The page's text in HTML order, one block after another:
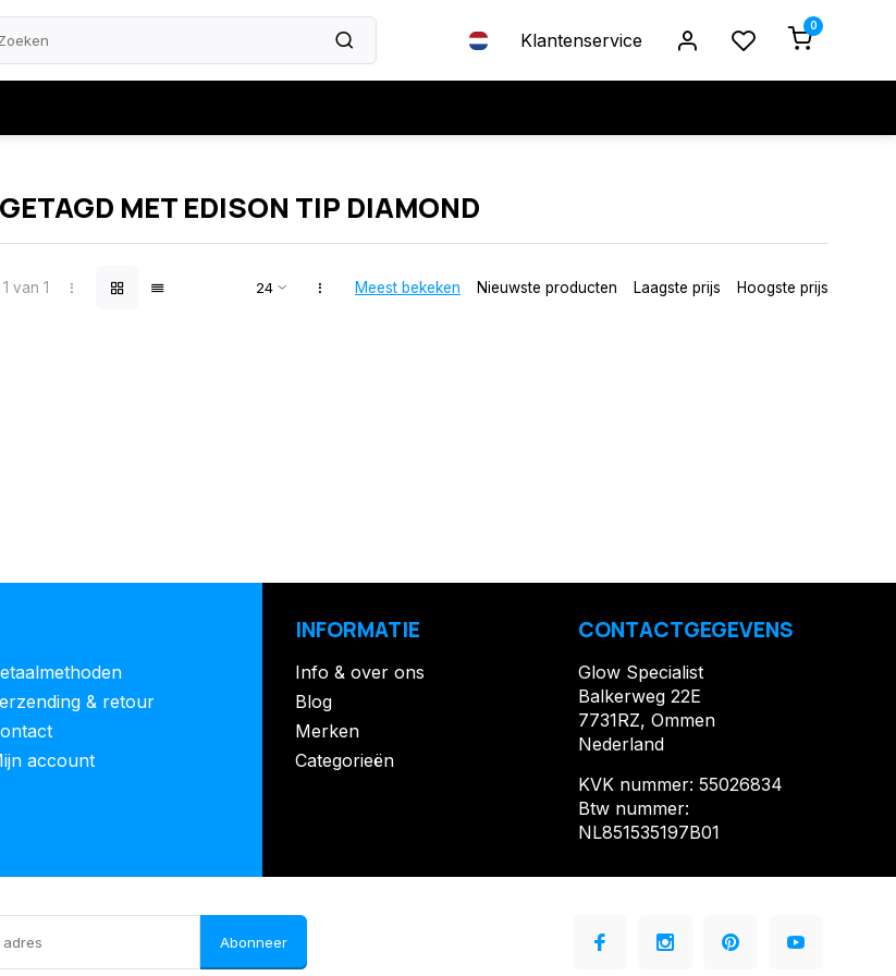
Klantenservice
0
MET EDISON TIP DIAMOND
van 1 Meest bekeken Nieuwste producten Laagste prijs Hoogste prijs
& retour
account
INFORMATIE
Info & over ons
Blog
Merken
Categorieën
CONTACTGEGEVENS
Glow Specialist
Balkerweg 22E
7731RZ, Ommen
Nederland
KVK nummer: 55026834
Btw nummer:
NL851535197B01
Abonneer